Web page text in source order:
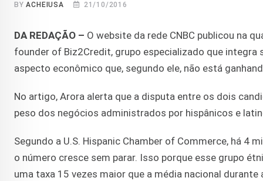
BYACHEIUSA 21/10/2016
DA REDAÇÃO – O website da rede CNBC publicou na
founder of Biz2Credit, grupo especializado que
aspecto econômico que, segundo ele, não está
No artigo, Arora alerta que a disputa entre os dois
peso dos negócios administrados por hispânicos e
Segundo a U.S. Hispanic Chamber of Commerce, há 4
o número cresce sem parar. Isso porque esse grupo
uma taxa 15 vezes maior que a média nacional